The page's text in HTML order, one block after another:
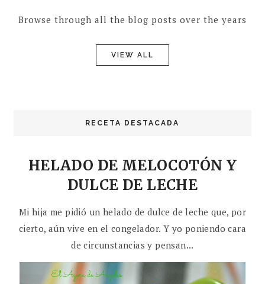
Browse through all the blog posts over the years
VIEW ALL
RECETA DESTACADA
HELADO DE MELOCOTÓN Y
DULCE DE LECHE
Mi hija me pidió un helado de dulce de leche que, por
cierto, aún vive en el congelador. Y yo poniendo cara
de circunstancias y pensan...